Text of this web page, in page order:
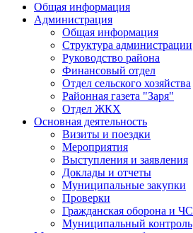
Общая информация
Администрация
Общая информация
Структура администрации
Руководство района
Финансовый отдел
Отдел сельского хозяйства
Районная газета "Заря"
Отдел ЖКХ
Основная деятельность
Визиты и поездки
Мероприятия
Выступления и заявления
Доклады и отчеты
Муниципальные закупки
Проверки
Гражданская оборона и ЧС
Муниципальный контроль